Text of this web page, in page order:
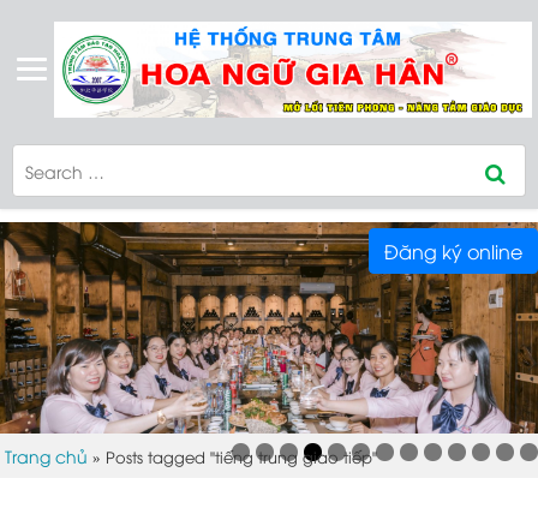
Trang chủ » Posts tagged "tiếng trung giao tiếp"
Đăng ký online